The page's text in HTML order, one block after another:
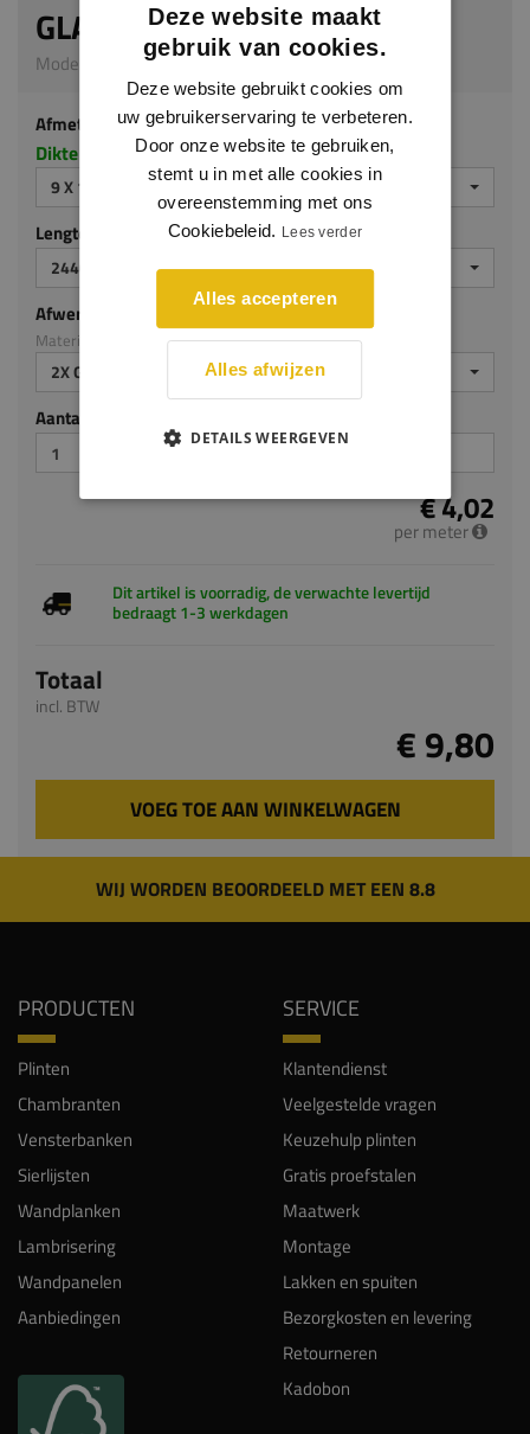
GLADDE PLINT
Model 0101 | 9 x 100 mm | MDF v313
Afmeting
Dikte x hoogte in millimeters
9 X 100 MM
Lengte (mm)
2440 MM
Afwerking
Materiaal: MDF v313
2X GEGROND
Aantal stuks
€ 4,02
per meter
Dit artikel is voorradig, de verwachte levertijd
bedraagt 1-3 werkdagen
Totaal
incl. BTW
€ 9,80
VOEG TOE AAN WINKELWAGEN
WIJ WORDEN BEOORDEELD MET EEN 8.8
PRODUCTEN
Plinten
Chambranten
Vensterbanken
Sierlijsten
Wandplanken
Lambrisering
Wandpanelen
Aanbiedingen
SERVICE
Klantendienst
Veelgestelde vragen
Keuzehulp plinten
Gratis proefstalen
Maatwerk
Montage
Lakken en spuiten
Bezorgkosten en levering
Retourneren
Kadobon
Deze website maakt
gebruik van cookies.
Deze website gebruikt cookies om
uw gebruikerservaring te verbeteren.
Door onze website te gebruiken,
stemt u in met alle cookies in
overeenstemming met ons
Cookiebeleid. Lees verder
Alles accepteren
Alles afwijzen
DETAILS WEERGEVEN